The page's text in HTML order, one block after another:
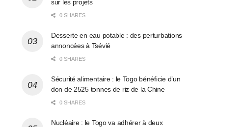
sur les projets
0 SHARES
Desserte en eau potable : des perturbations
annoncées à Tsévié
0 SHARES
Sécurité alimentaire : le Togo bénéficie d’un
don de 2525 tonnes de riz de la Chine
0 SHARES
Nucléaire : le Togo va adhérer à deux